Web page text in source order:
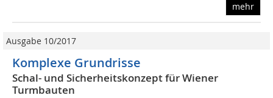
mehr
Ausgabe 10/2017
Komplexe Grundrisse
Schal- und Sicherheitskonzept für Wiener
Turmbauten